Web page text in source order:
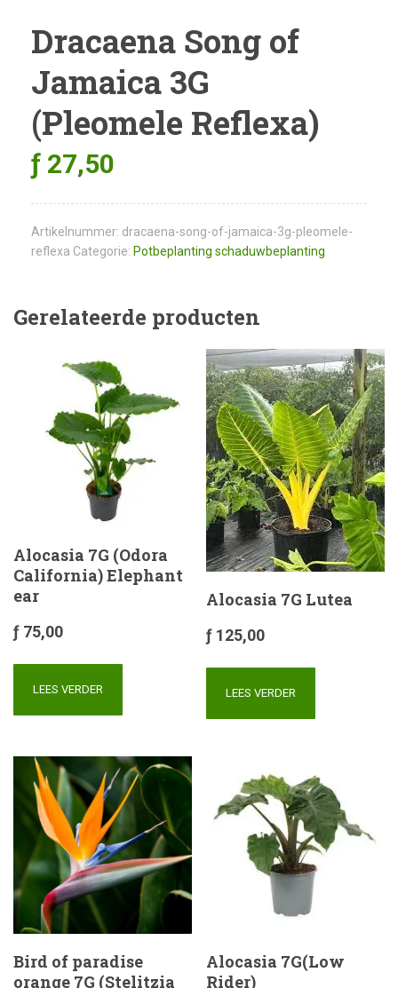
Dracaena Song of
Jamaica 3G
(Pleomele Reflexa)
ƒ 27,50
Artikelnummer: dracaena-song-of-jamaica-3g-pleomele-
reflexa Categorie: Potbeplanting schaduwbeplanting
Gerelateerde producten
Alocasia 7G (Odora
California) Elephant
ear
ƒ 75,00
LEES VERDER
Alocasia 7G Lutea
ƒ 125,00
LEES VERDER
Bird of paradise
orange 7G (Stelitzia
Alocasia 7G(Low
Rider)